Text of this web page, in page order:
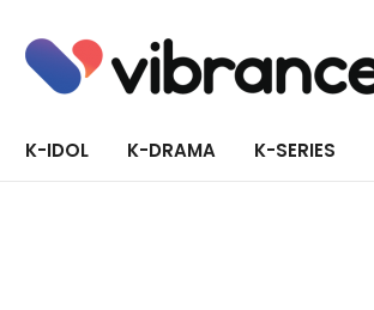
K-IDOL K-DRAMA K-SERIES